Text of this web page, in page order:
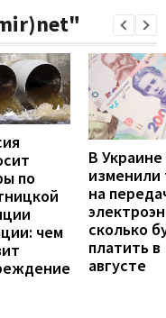
по
чем
В Украине
на
сколько
платить в
августе